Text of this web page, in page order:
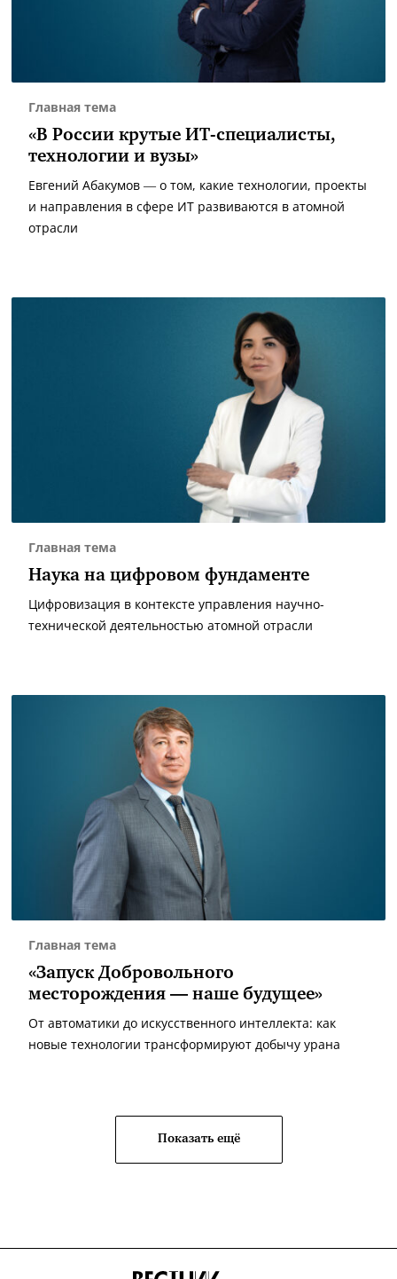
Главная тема
«В России крутые ИТ-специалисты,
технологии и вузы»
Евгений Абакумов — о том, какие технологии, проекты
и направления в сфере ИТ развиваются в атомной
отрасли
Главная тема
Наука на цифровом фундаменте
Цифровизация в контексте управления научно-
технической деятельностью атомной отрасли
Главная тема
«Запуск Добровольного
месторождения — наше будущее»
От автоматики до искусственного интеллекта: как
новые технологии трансформируют добычу урана
Показать ещё